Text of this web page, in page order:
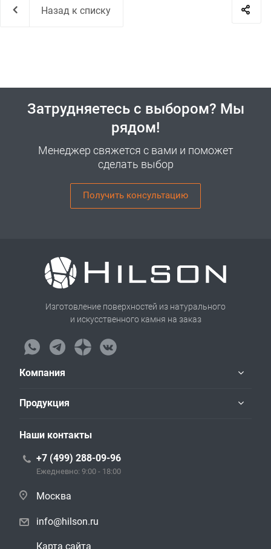
Назад к списку
Затрудняетесь с выбором? Мы
рядом!
Менеджер свяжется с вами и поможет
сделать выбор
Получить консультацию
Изготовление поверхностей из натурального
и искусственного камня на заказ
Компания
Продукция
Наши контакты
+7 (499) 288-09-96
Ежедневно: 9:00 - 18:00
Москва
info@hilson.ru
Карта сайта